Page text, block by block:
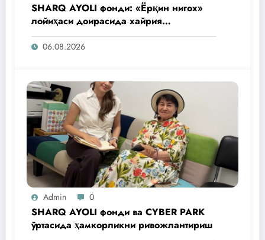
SHARQ AYOLI фонди: «Ёрқин нигох»
лойиҳаси доирасида хайрия
операциялари ўтказилади
06.08.2026
Admin 0
SHARQ AYOLI фонди ва CYBER PARK
ўртасида ҳамкорликни ривожлантириш